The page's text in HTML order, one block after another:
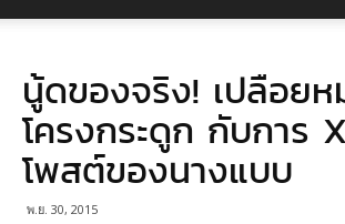
มายา
นู้ดของจริง! เปลือย
โครงกระดูก กับการ
โพสต์ของนางแบบ
พ.ย. 30, 2015